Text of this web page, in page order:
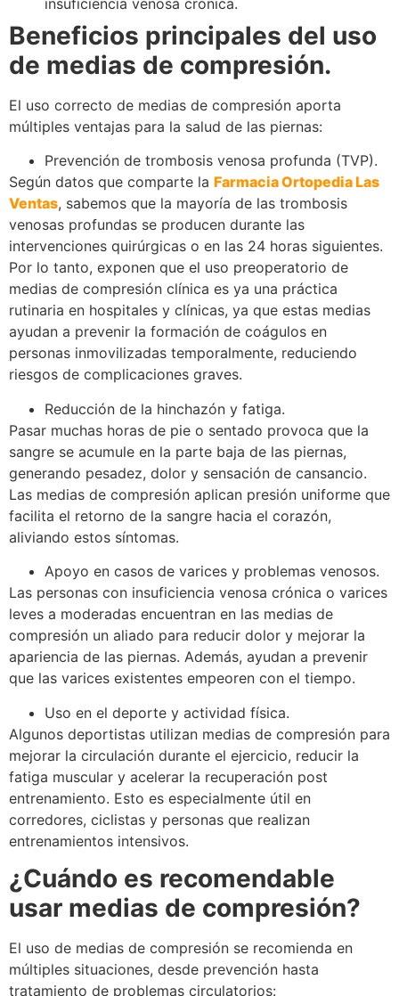
insuficiencia venosa crónica.
Beneficios principales del uso
de medias de compresión.
El uso correcto de medias de compresión aporta
múltiples ventajas para la salud de las piernas:
Prevención de trombosis venosa profunda (TVP).
Según datos que comparte la Farmacia Ortopedia Las
Ventas, sabemos que la mayoría de las trombosis
venosas profundas se producen durante las
intervenciones quirúrgicas o en las 24 horas siguientes.
Por lo tanto, exponen que el uso preoperatorio de
medias de compresión clínica es ya una práctica
rutinaria en hospitales y clínicas, ya que estas medias
ayudan a prevenir la formación de coágulos en
personas inmovilizadas temporalmente, reduciendo
riesgos de complicaciones graves.
Reducción de la hinchazón y fatiga.
Pasar muchas horas de pie o sentado provoca que la
sangre se acumule en la parte baja de las piernas,
generando pesadez, dolor y sensación de cansancio.
Las medias de compresión aplican presión uniforme que
facilita el retorno de la sangre hacia el corazón,
aliviando estos síntomas.
Apoyo en casos de varices y problemas venosos.
Las personas con insuficiencia venosa crónica o varices
leves a moderadas encuentran en las medias de
compresión un aliado para reducir dolor y mejorar la
apariencia de las piernas. Además, ayudan a prevenir
que las varices existentes empeoren con el tiempo.
Uso en el deporte y actividad física.
Algunos deportistas utilizan medias de compresión para
mejorar la circulación durante el ejercicio, reducir la
fatiga muscular y acelerar la recuperación post
entrenamiento. Esto es especialmente útil en
corredores, ciclistas y personas que realizan
entrenamientos intensivos.
¿Cuándo es recomendable
usar medias de compresión?
El uso de medias de compresión se recomienda en
múltiples situaciones, desde prevención hasta
tratamiento de problemas circulatorios: